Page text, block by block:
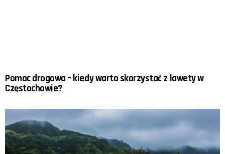
Pomoc drogowa – kiedy warto skorzystać z lawety w
Częstochowie?